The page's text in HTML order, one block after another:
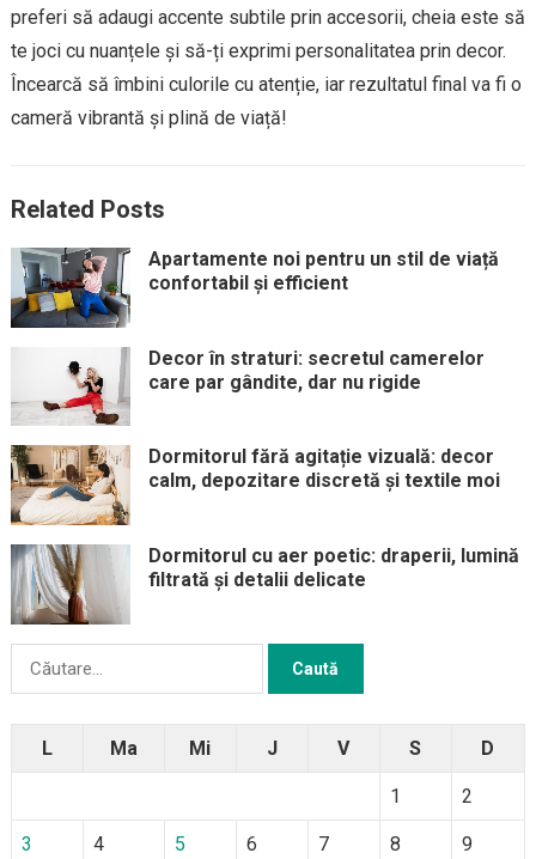
preferi să adaugi accente subtile prin accesorii, cheia este să
te joci cu nuanțele și să-ți exprimi personalitatea prin decor.
Încearcă să îmbini culorile cu atenție, iar rezultatul final va fi o
cameră vibrantă și plină de viață!
Related Posts
Apartamente noi pentru un stil de viață
confortabil și efficient
Decor în straturi: secretul camerelor
care par gândite, dar nu rigide
Dormitorul fără agitație vizuală: decor
calm, depozitare discretă și textile moi
Dormitorul cu aer poetic: draperii, lumină
filtrată și detalii delicate
L Ma Mi J V S D
1 2
3 4 5 6 7 8 9